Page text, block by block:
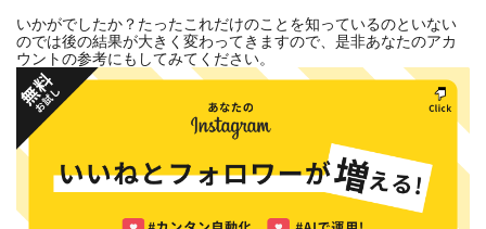
いかがでしたか？たったこれだけのことを知っているのといない
のでは後の結果が大きく変わってきますので、是非あなたのアカ
ウントの参考にもしてみてください。